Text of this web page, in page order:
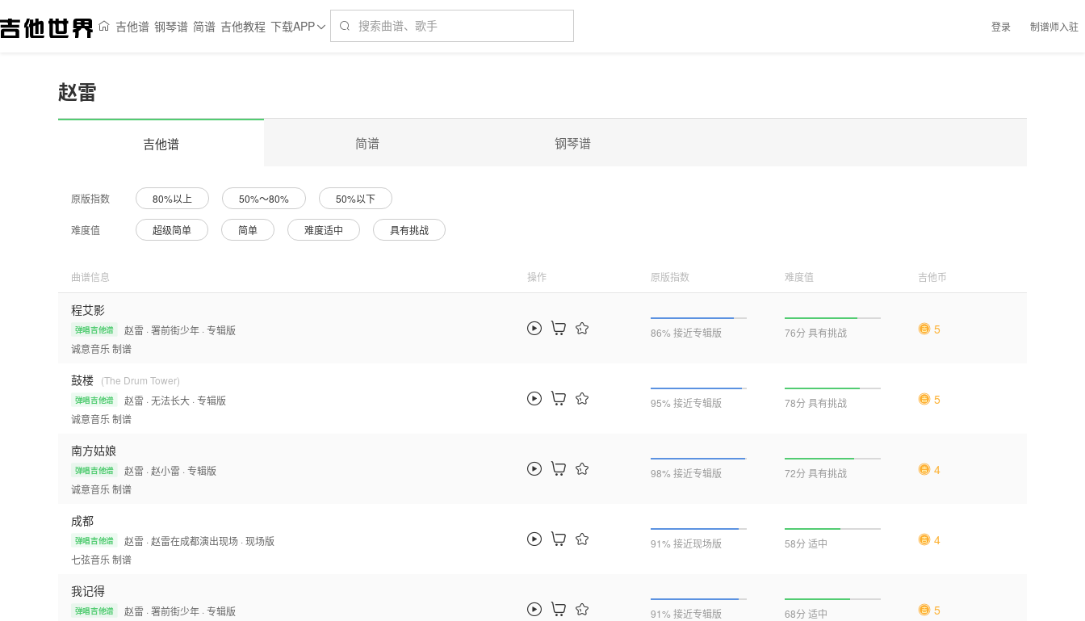
吉他谱 钢琴谱 简谱 吉他教程 下载APP 登录 制谱师入驻
赵雷
吉他谱 简谱 钢琴谱
原版指数 80%以上 50%～80% 50%以下
难度值 超级简单 简单 难度适中 具有挑战
曲谱信息 操作 原版指数 难度值 吉他币
程艾影
弹唱吉他谱 赵雷 · 署前街少年 · 专辑版
诚意音乐 制谱
86% 接近专辑版 76分 具有挑战 5
鼓楼 (The Drum Tower)
弹唱吉他谱 赵雷 · 无法长大 · 专辑版
诚意音乐 制谱
95% 接近专辑版 78分 具有挑战 5
南方姑娘
弹唱吉他谱 赵雷 · 赵小雷 · 专辑版
诚意音乐 制谱
98% 接近专辑版 72分 具有挑战 4
成都
弹唱吉他谱 赵雷 · 赵雷在成都演出现场 · 现场版
七弦音乐 制谱
91% 接近现场版 58分 适中 4
我记得
弹唱吉他谱 赵雷 · 署前街少年 · 专辑版
91% 接近专辑版 68分 适中 5